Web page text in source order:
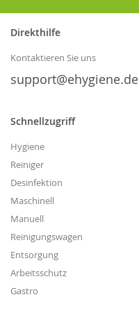
Newsletter
Direkthilfe
Kontaktieren Sie uns
support@ehygiene.de
Schnellzugriff
Hygiene
Reiniger
Desinfektion
Maschinell
Manuell
Reinigungswagen
Entsorgung
Arbeitsschutz
Gastro